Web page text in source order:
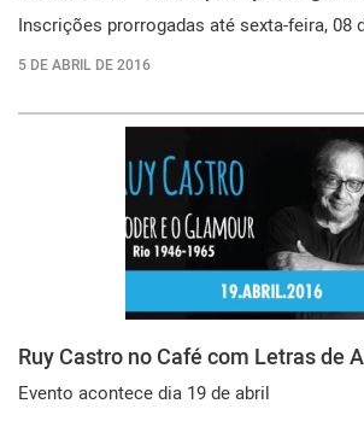
Inscrições prorrogadas até sexta-feira, 08
5 DE ABRIL DE 2016
Ruy Castro no Café com Letras de
Evento acontece dia 19 de abril